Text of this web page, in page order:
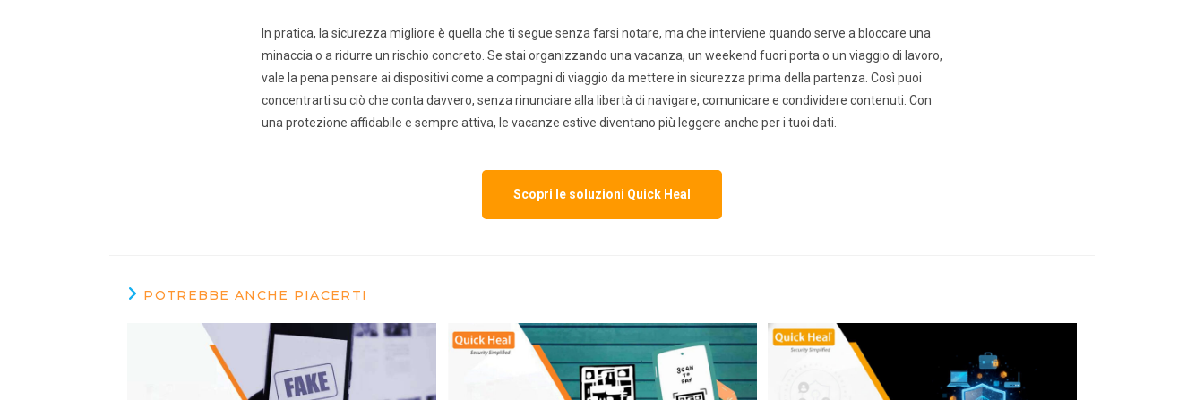
In pratica, la sicurezza migliore è quella che ti segue senza farsi notare, ma che interviene quando serve a bloccare una
minaccia o a ridurre un rischio concreto. Se stai organizzando una vacanza, un weekend fuori porta o un viaggio di lavoro,
vale la pena pensare ai dispositivi come a compagni di viaggio da mettere in sicurezza prima della partenza. Così puoi
concentrarti su ciò che conta davvero, senza rinunciare alla libertà di navigare, comunicare e condividere contenuti. Con
una protezione affidabile e sempre attiva, le vacanze estive diventano più leggere anche per i tuoi dati.
Scopri le soluzioni Quick Heal
POTREBBE ANCHE PIACERTI